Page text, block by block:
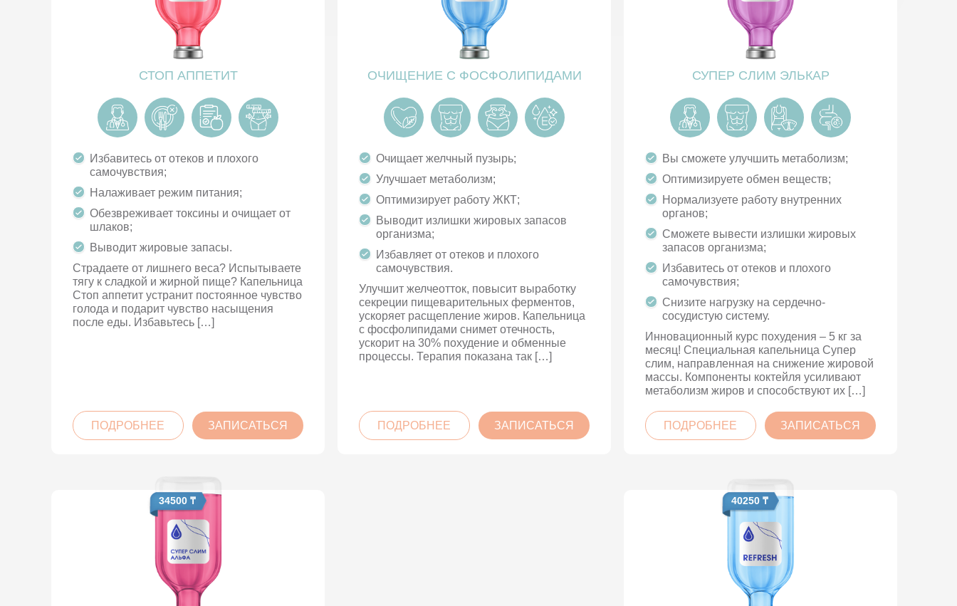
СТОП АППЕТИТ
Избавитесь от отеков и плохого
самочувствия;
Налаживает режим питания;
Обезвреживает токсины и очищает от
шлаков;
Выводит жировые запасы.
Страдаете от лишнего веса? Испытываете
тягу к сладкой и жирной пище? Капельница
Стоп аппетит устранит постоянное чувство
голода и подарит чувство насыщения
после еды. Избавьтесь […]
ПОДРОБНЕЕ ЗАПИСАТЬСЯ
ОЧИЩЕНИЕ С ФОСФОЛИПИДАМИ
Очищает желчный пузырь;
Улучшает метаболизм;
Оптимизирует работу ЖКТ;
Выводит излишки жировых запасов
организма;
Избавляет от отеков и плохого
самочувствия.
Улучшит желчеотток, повысит выработку
секреции пищеварительных ферментов,
ускоряет расщепление жиров. Капельница
с фосфолипидами снимет отечность,
ускорит на 30% похудение и обменные
процессы. Терапия показана так […]
ПОДРОБНЕЕ ЗАПИСАТЬСЯ
СУПЕР CЛИМ ЭЛЬКАР
Вы сможете улучшить метаболизм;
Оптимизируете обмен веществ;
Нормализуете работу внутренних
органов;
Сможете вывести излишки жировых
запасов организма;
Избавитесь от отеков и плохого
самочувствия;
Снизите нагрузку на сердечно-
сосудистую систему.
Инновационный курс похудения – 5 кг за
месяц! Специальная капельница Супер
слим, направленная на снижение жировой
массы. Компоненты коктейля усиливают
метаболизм жиров и способствуют их […]
ПОДРОБНЕЕ ЗАПИСАТЬСЯ
34500 ₸ 40250 ₸